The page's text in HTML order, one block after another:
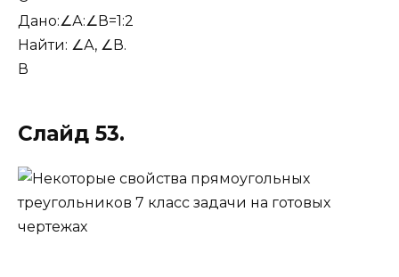
Дано:∠А:∠В=1:2
Найти: ∠А, ∠В.
В
Слайд 53.